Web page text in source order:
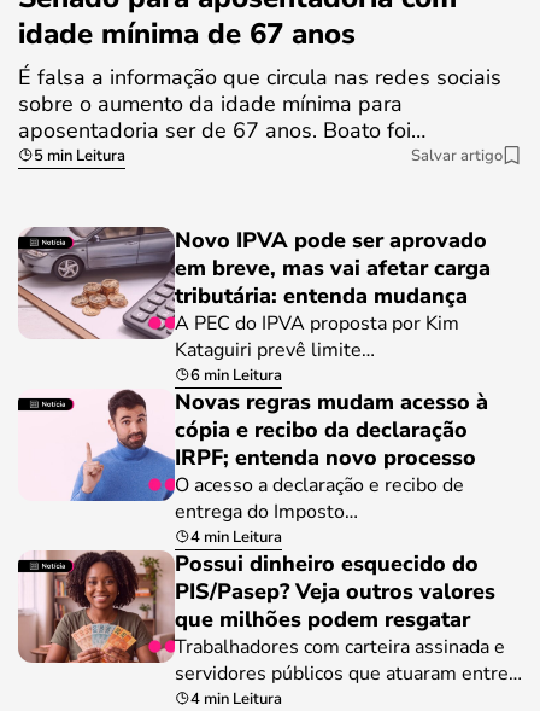
idade mínima de 67 anos
É falsa a informação que circula nas redes sociais
sobre o aumento da idade mínima para
aposentadoria ser de 67 anos. Boato foi…
5 min Leitura Salvar artigo
Novo IPVA pode ser aprovado
em breve, mas vai afetar carga
tributária: entenda mudança
A PEC do IPVA proposta por Kim
Kataguiri prevê limite…
6 min Leitura
Novas regras mudam acesso à
cópia e recibo da declaração
IRPF; entenda novo processo
O acesso a declaração e recibo de
entrega do Imposto…
4 min Leitura
Possui dinheiro esquecido do
PIS/Pasep? Veja outros valores
que milhões podem resgatar
Trabalhadores com carteira assinada e
servidores públicos que atuaram entre…
4 min Leitura